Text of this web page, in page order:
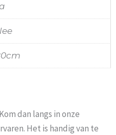
dan langs in onze
Het is handig van te